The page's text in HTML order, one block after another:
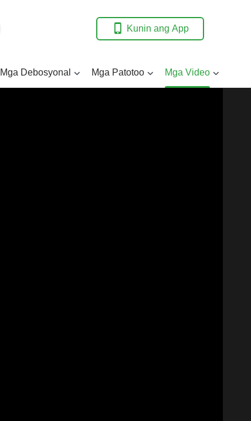
Kunin ang App
Mga Debosyonal Mga Patotoo Mga Video